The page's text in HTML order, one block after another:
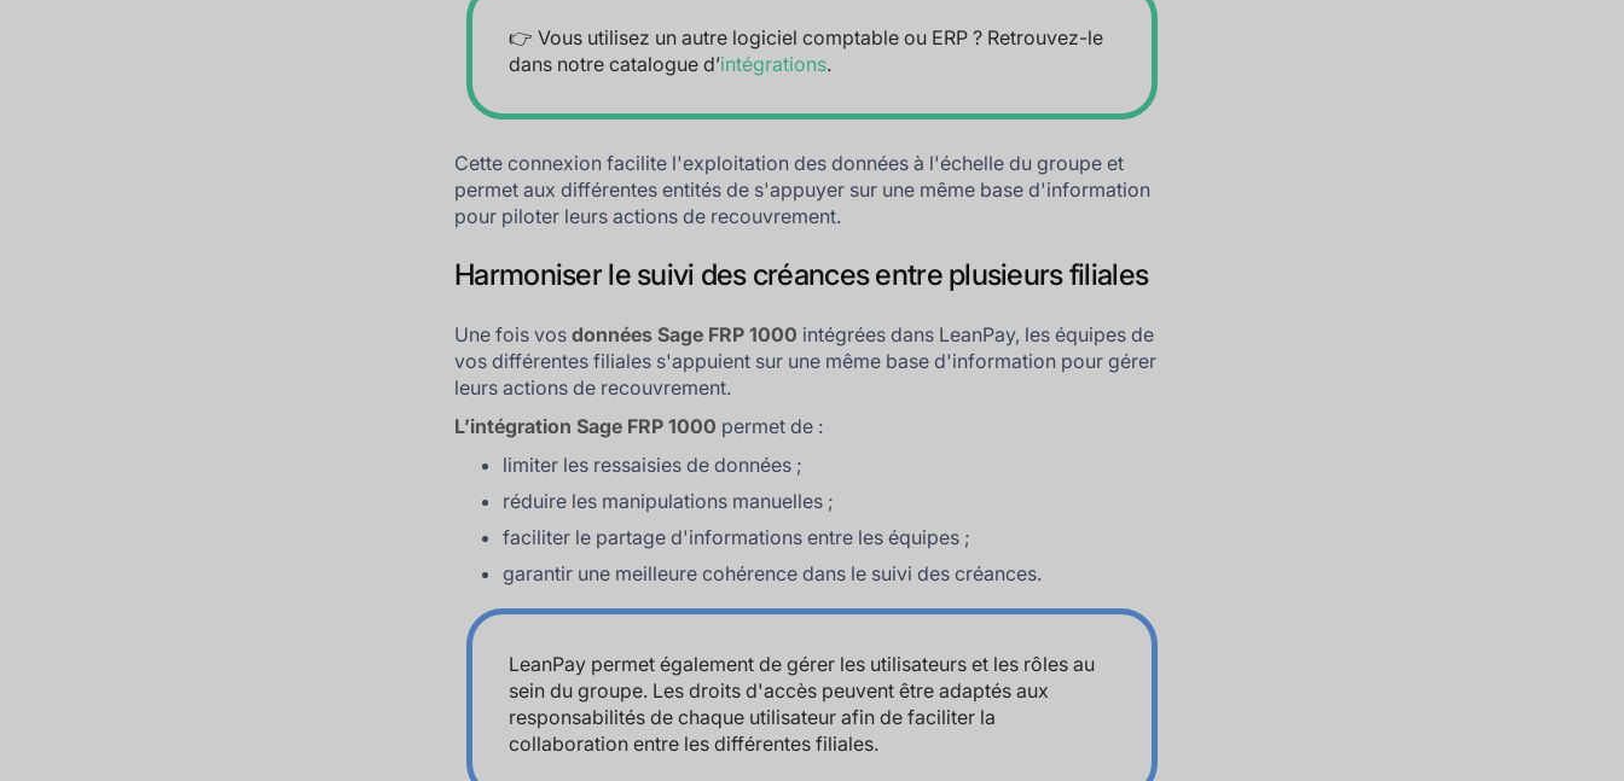
👉 Vous utilisez un autre logiciel comptable ou ERP ? Retrouvez-le
dans notre catalogue d’intégrations.
Cette connexion facilite l'exploitation des données à l'échelle du groupe et
permet aux différentes entités de s'appuyer sur une même base d'information
pour piloter leurs actions de recouvrement.
Harmoniser le suivi des créances entre plusieurs filiales
Une fois vosdonnées Sage FRP 1000 intégrées dans LeanPay, les équipes de
vos différentes filiales s'appuient sur une même base d'information pour gérer
leurs actions de recouvrement.
L’intégration Sage FRP 1000 permet de :
limiter les ressaisies de données ;
réduire les manipulations manuelles ;
faciliter le partage d'informations entre les équipes ;
garantir une meilleure cohérence dans le suivi des créances.
LeanPay permet également de gérer les utilisateurs et les rôles au
sein du groupe. Les droits d'accès peuvent être adaptés aux
responsabilités de chaque utilisateur afin de faciliter la
collaboration entre les différentes filiales.